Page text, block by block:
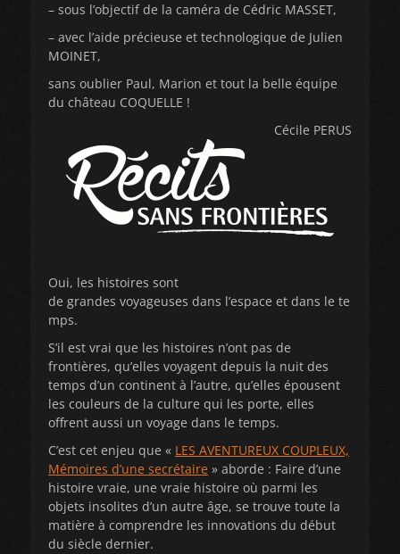
– sous l’objectif de la caméra de Cédric MASSET,
– avec l’aide précieuse et technologique de Julien
MOINET,
sans oublier Paul, Marion et tout la belle équipe
du château COQUELLE !
Cécile PERUS
Oui, les histoires sont
de grandes voyageuses dans l’espace et dans le te
mps.
S’il est vrai que les histoires n’ont pas de
frontières, qu’elles voyagent depuis la nuit des
temps d’un continent à l’autre, qu’elles épousent
les couleurs de la culture qui les porte, elles
offrent aussi un voyage dans le temps.
C’est cet enjeu que « LES AVENTUREUX COUPLEUX,
Mémoires d’une secrétaire » aborde : Faire d’une
histoire vraie, une vraie histoire où parmi les
objets insolites d’un autre âge, se trouve toute la
matière à comprendre les innovations du début
du siècle dernier.